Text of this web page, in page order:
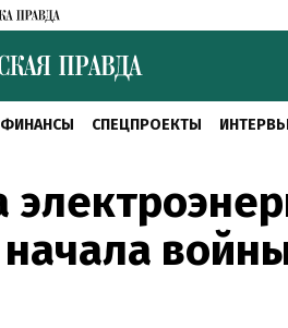
ФИНАНСЫ СПЕЦПРОЕКТЫ